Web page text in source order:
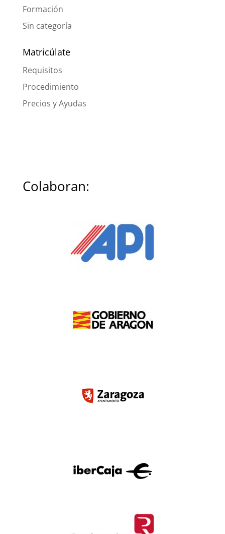
Formación
Sin categoría
Matricúlate
Requisitos
Procedimiento
Precios y Ayudas
Colaboran: